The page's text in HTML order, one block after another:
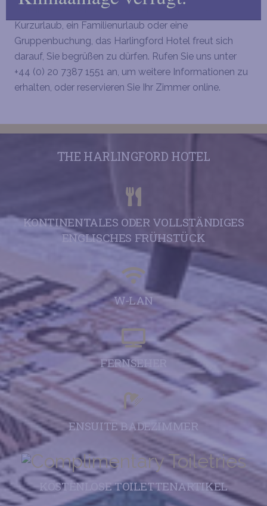
Ob eine Geschäftsreise oder ein romantischer
Kurzurlaub, ein Familienurlaub oder eine
Gruppenbuchung, das Harlingford Hotel freut sich
darauf, Sie begrüßen zu dürfen. Rufen Sie uns unter
+44 (0) 20 7387 1551 an, um weitere Informationen zu
erhalten, oder reservieren Sie Ihr Zimmer online.
THE HARLINGFORD HOTEL
KONTINENTALES ODER VOLLSTÄNDIGES
ENGLISCHES FRÜHSTÜCK
W-LAN
FERNSEHER
ENSUITE BADEZIMMER
KOSTENLOSE TOILETTENARTIKEL